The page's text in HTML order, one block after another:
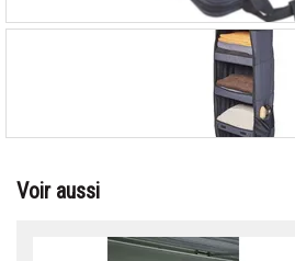
Voir aussi